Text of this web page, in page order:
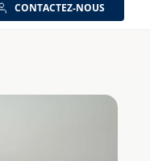
CONTACTEZ-NOUS